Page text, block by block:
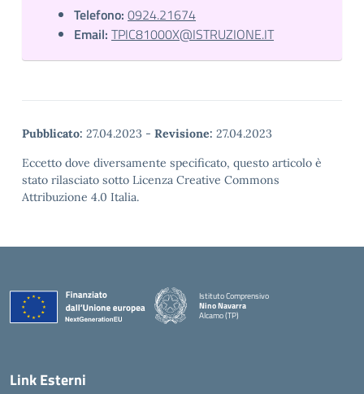
Telefono: 0924.21674
Email: TPIC81000X@ISTRUZIONE.IT
Pubblicato: 27.04.2023 - Revisione: 27.04.2023
Eccetto dove diversamente specificato, questo articolo è
stato rilasciato sotto Licenza Creative Commons
Attribuzione 4.0 Italia.
Istituto Comprensivo
Nino Navarra
Alcamo (TP)
Link Esterni